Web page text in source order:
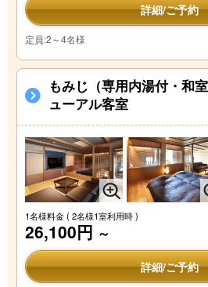
詳細/ご予約
定員:2～4名様
もみじ（専用内湯付・和
ューアル客室
1名様料金( 2名様1室利用時 )
26,100円 ～
詳細/ご予約